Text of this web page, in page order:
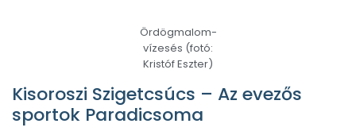
Ördögmalom-
vízesés (fotó:
Kristóf Eszter)
Kisoroszi Szigetcsúcs – Az evezős
sportok Paradicsoma